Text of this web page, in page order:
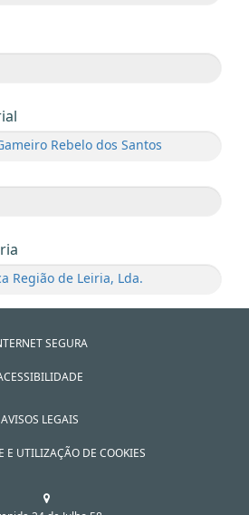
Rebelo dos Santos
Região de Leiria, Lda.
SEGURA
AVISOS LEGAIS
E UTILIZAÇÃO DE COOKIES